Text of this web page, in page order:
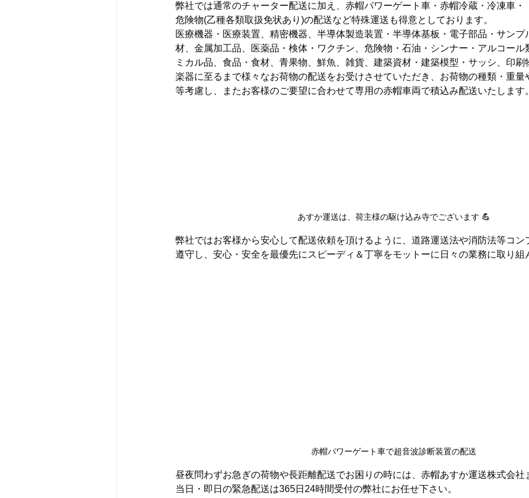
弊社では通常のチャーター配送に加え、赤帽パワーゲート車・赤帽冷蔵・冷凍車・
危険物(乙種各類取扱免状あり)の配送など特殊運送も得意としております。
医療機器・医療装置、精密機器、半導体製造装置・半導体基板・電子部品・サンプ
材、金属加工品、医薬品・検体・ワクチン、危険物・石油・シンナー・アルコール
ミカル品、食品・食材、青果物、鮮魚、雑貨、建築資材・建築模型・サッシ、印刷
楽器に至るまで様々なお荷物の配送をお受けさせていただき、お荷物の種類・重量
等考慮し、またお客様のご要望に合わせて専用の赤帽車両で積込み配送いたします
あすか運送は、荷主様の駆け込み寺でございます 💪
弊社ではお客様から安心して配送依頼を頂けるように、道路運送法や消防法等コン
遵守し、安心・安全を最優先にスピーディ＆丁寧をモットーに日々の業務に取り組
赤帽パワーゲート車で超音波診断装置の配送
昼夜問わずお急ぎの荷物や長距離配送でお困りの時には、赤帽あすか運送株式会社
当日・即日の緊急配送は365日24時間受付の弊社にお任せ下さい。